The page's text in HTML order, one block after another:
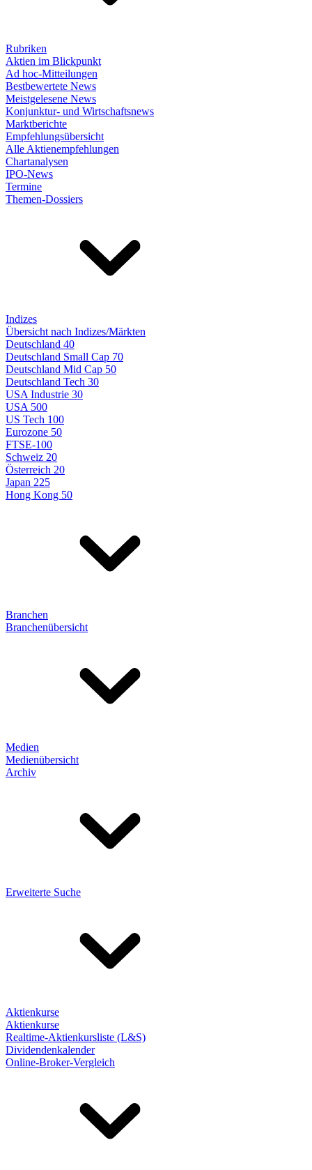
Rubriken
Aktien im Blickpunkt
Ad hoc-Mitteilungen
Bestbewertete News
Meistgelesene News
Konjunktur- und Wirtschaftsnews
Marktberichte
Empfehlungsübersicht
Alle Aktienempfehlungen
Chartanalysen
IPO-News
Termine
Themen-Dossiers
Indizes
Übersicht nach Indizes/Märkten
Deutschland 40
Deutschland Small Cap 70
Deutschland Mid Cap 50
Deutschland Tech 30
USA Industrie 30
USA 500
US Tech 100
Eurozone 50
FTSE-100
Schweiz 20
Österreich 20
Japan 225
Hong Kong 50
Branchen
Branchenübersicht
Medien
Medienübersicht
Archiv
Erweiterte Suche
Aktienkurse
Aktienkurse
Realtime-Aktienkursliste (L&S)
Dividendenkalender
Online-Broker-Vergleich